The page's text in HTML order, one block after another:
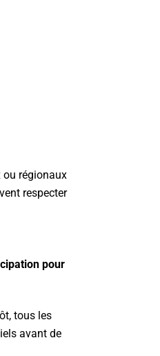
ou régionaux
respecter
pour
tous les
avant de